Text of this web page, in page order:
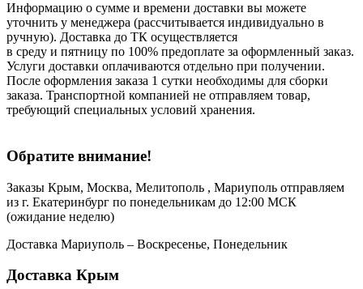
Информацию о сумме и времени доставки вы можете
уточнить у менеджера (рассчитывается индивидуально в
ручную). Доставка до ТК осуществляется
в среду и пятницу по 100% предоплате за оформленный заказ.
Услуги доставки оплачиваются отдельно при получении.
После оформления заказа 1 сутки необходимы для сборки
заказа. Транспортной компанией не отправляем товар,
требующий специальных условий хранения.
Обратите внимание!
Заказы Крым, Москва, Мелитополь , Мариуполь отправляем
из г. Екатеринбург по понедельникам до 12:00 МСК
(ожидание неделю)
Доставка Мариуполь – Воскресенье, Понедельник
Доставка Крым